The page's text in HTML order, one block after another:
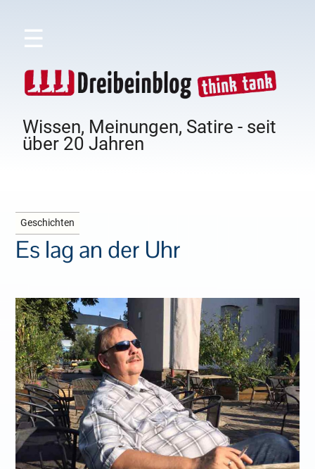
☰
Wissen, Meinungen, Satire - seit
über 20 Jahren
Geschichten
Es lag an der Uhr